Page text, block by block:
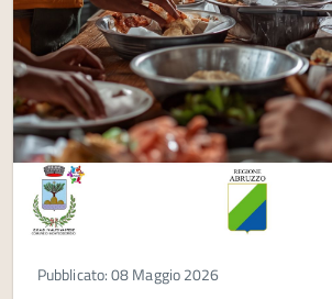
Pubblicato: 08 Maggio 2026